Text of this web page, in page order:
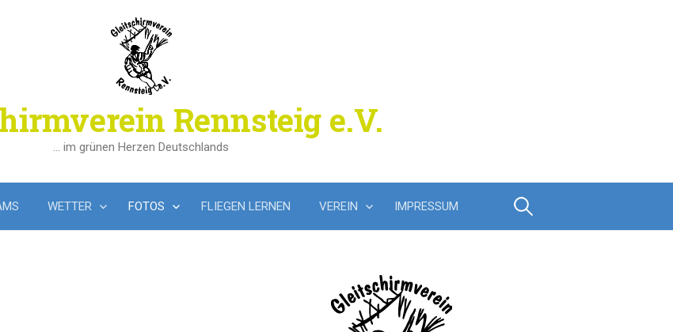
Rennsteig e.V.
… im grünen Herzen Deutschlands
WETTER FOTOS FLIEGEN LERNEN VEREIN IMPRESSUM Suchen